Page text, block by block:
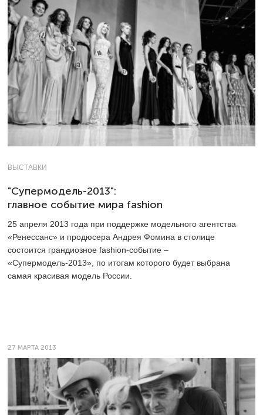
ВЫСТАВКИ
"Супермодель-2013":
главное событие мира fashion
25 апреля 2013 года при поддержке модельного агентства
«Ренессанс» и продюсера Андрея Фомина в столице
состоится грандиозное fashion-событие –
«Супермодель-2013», по итогам которого будет выбрана
самая красивая модель России.
27 МАРТА 2013